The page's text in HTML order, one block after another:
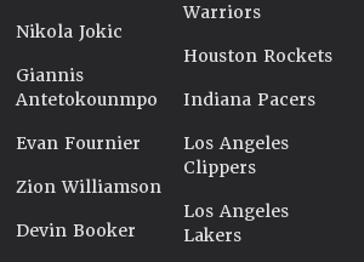
Nikola Jokic
Giannis
Antetokounmpo
Evan Fournier
Zion Williamson
Devin Booker
Warriors
Houston Rockets
Indiana Pacers
Los Angeles
Clippers
Los Angeles
Lakers